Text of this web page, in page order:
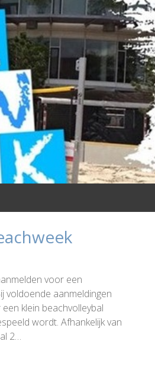
voor een
voldoende aanmeldingen
klein beachvolleybal
wordt. Afhankelijk van
2…